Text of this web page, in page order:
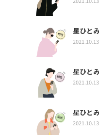
星ひと
2021.10.13
星ひと
2021.10.13
星ひと
2021.10.13